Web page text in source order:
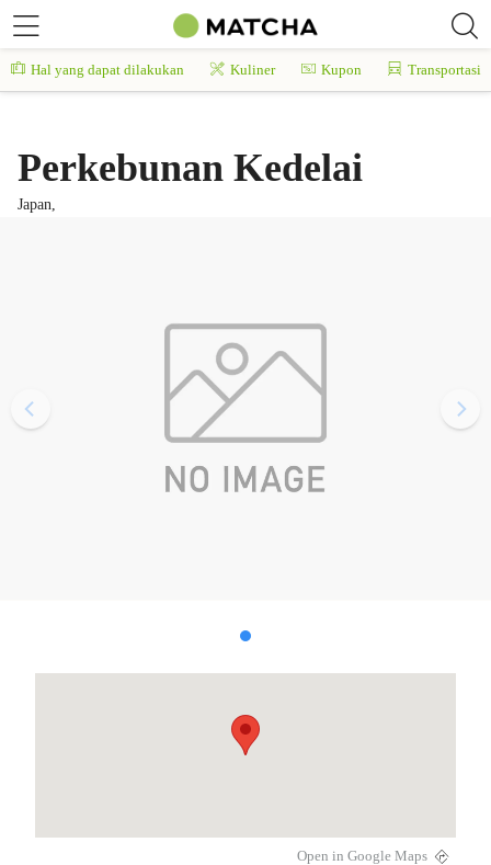
Hal yang dapat dilakukan Kuliner Kupon Transportasi
Perkebunan Kedelai
Japan,
Open in Google Maps